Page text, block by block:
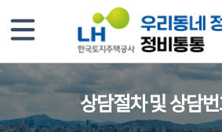
상담절차 및 상담번